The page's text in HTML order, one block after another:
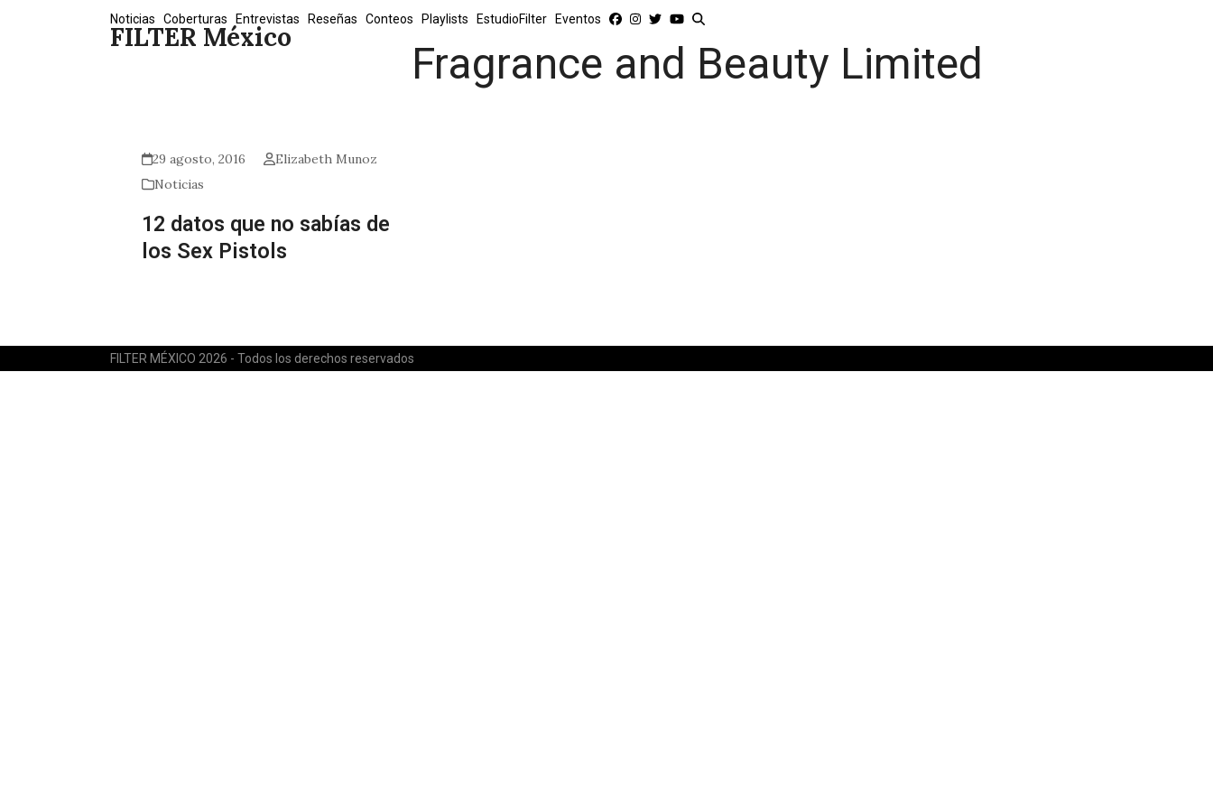
FILTER México
Noticias Coberturas Entrevistas Reseñas Conteos Playlists EstudioFilter Eventos
Fragrance and Beauty Limited
29 agosto, 2016
Elizabeth Munoz
Noticias
12 datos que no sabías de
los Sex Pistols
FILTER MÉXICO 2026 - Todos los derechos reservados